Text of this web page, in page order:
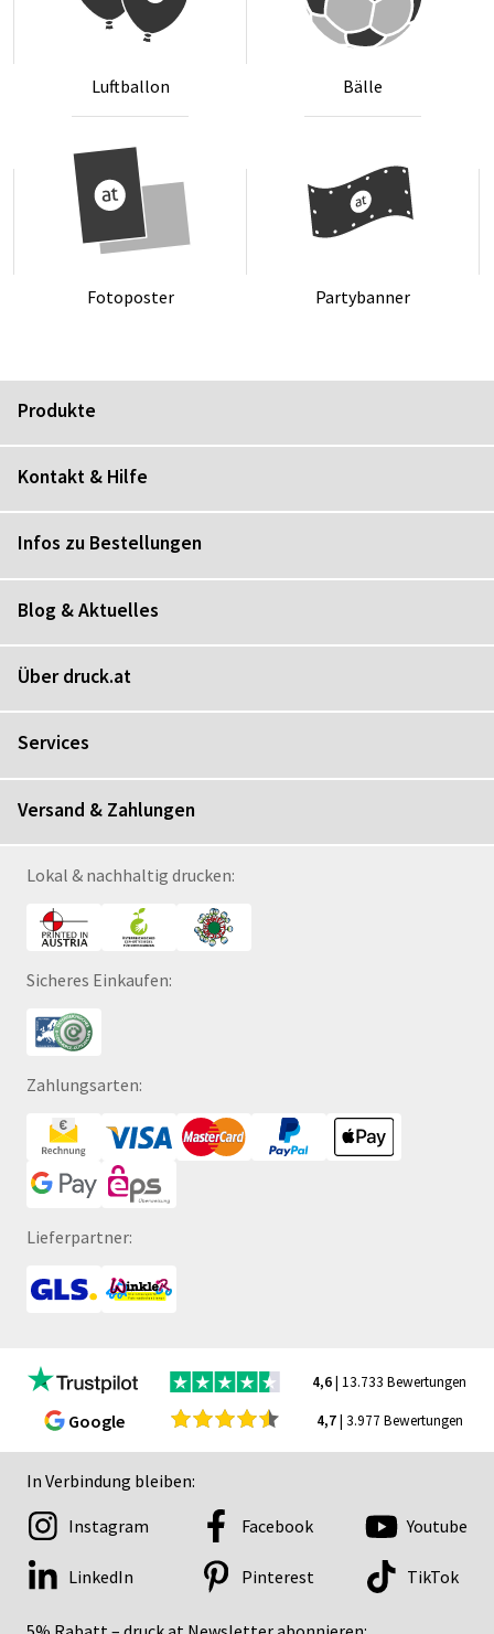
Luft­bal­lon Bäl­le
Fo­to­pos­ter Par­ty­ban­ner
Produkte
Kontakt & Hilfe
Infos zu Bestellungen
Blog & Aktuelles
Über druck.at
Services
Versand & Zahlungen
Lokal & nachhaltig drucken:
Sicheres Einkaufen:
Zahlungsarten:
Lieferpartner:
4,6| 13.733 Bewertungen
Google 4,7| 3.977 Bewertungen
In Verbindung bleiben:
Instagram Facebook Youtube
LinkedIn Pinterest TikTok